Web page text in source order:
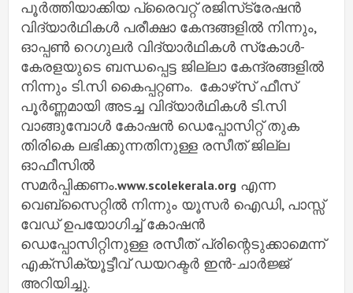
പൂർത്തിയാക്കിയ പ്രൈവറ്റ് രജിസ്‌ട്രേഷൻ
വിദ്യാർഥികൾ പരീക്ഷാ കേന്ദങ്ങളിൽ നിന്നും,
ഓപ്പൺ റെഗുലർ വിദ്യാർഥികൾ സ്‌കോൾ-
കേരളയുടെ ബന്ധപ്പെട്ട ജില്ലാ കേന്ദ്രങ്ങളിൽ
നിന്നും ടി.സി കൈപ്പറ്റണം. കോഴ്‌സ് ഫീസ്
പൂർണ്ണമായി അടച്ച വിദ്യാർഥികൾ ടി.സി
വാങ്ങുമ്പോൾ കോഷൻ ഡെപ്പോസിറ്റ് തുക
തിരികെ ലഭിക്കുന്നതിനുള്ള രസീത് ജില്ല
ഓഫീസിൽ
സമർപ്പിക്കണം.www.scolekerala.org എന്ന
വെബ്‌സൈറ്റിൽ നിന്നും യൂസർ ഐഡി, പാസ്സ്
വേഡ് ഉപയോഗിച്ച് കോഷൻ
ഡെപ്പോസിറ്റിനുള്ള രസീത് പ്രിന്റെടുക്കാമെന്ന്
എക്‌സിക്യൂട്ടീവ് ഡയറക്ടർ ഇൻ-ചാർജ്ജ്
അറിയിച്ചു.